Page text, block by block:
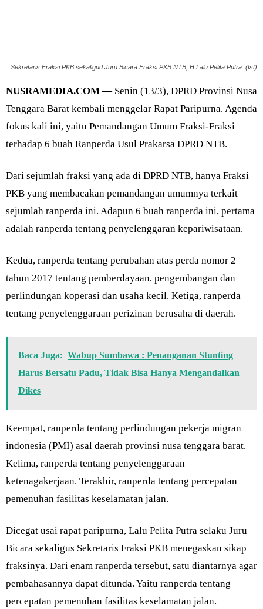
Sekretaris Fraksi PKB sekaligud Juru Bicara Fraksi PKB NTB, H Lalu Pelita Putra. (Ist)
NUSRAMEDIA.COM —Senin (13/3), DPRD Provinsi Nusa
Tenggara Barat kembali menggelar Rapat Paripurna. Agenda
fokus kali ini, yaitu Pemandangan Umum Fraksi-Fraksi
terhadap 6 buah Ranperda Usul Prakarsa DPRD NTB.
Dari sejumlah fraksi yang ada di DPRD NTB, hanya Fraksi
PKB yang membacakan pemandangan umumnya terkait
sejumlah ranperda ini. Adapun 6 buah ranperda ini, pertama
adalah ranperda tentang penyelenggaran kepariwisataan.
Kedua, ranperda tentang perubahan atas perda nomor 2
tahun 2017 tentang pemberdayaan, pengembangan dan
perlindungan koperasi dan usaha kecil. Ketiga, ranperda
tentang penyelenggaraan perizinan berusaha di daerah.
Baca Juga: Wabup Sumbawa : Penanganan Stunting
Harus Bersatu Padu, Tidak Bisa Hanya Mengandalkan
Dikes
Keempat, ranperda tentang perlindungan pekerja migran
indonesia (PMI) asal daerah provinsi nusa tenggara barat.
Kelima, ranperda tentang penyelenggaraan
ketenagakerjaan. Terakhir, ranperda tentang percepatan
pemenuhan fasilitas keselamatan jalan.
Dicegat usai rapat paripurna, Lalu Pelita Putra selaku Juru
Bicara sekaligus Sekretaris Fraksi PKB menegaskan sikap
fraksinya. Dari enam ranperda tersebut, satu diantarnya agar
pembahasannya dapat ditunda. Yaitu ranperda tentang
percepatan pemenuhan fasilitas keselamatan jalan.